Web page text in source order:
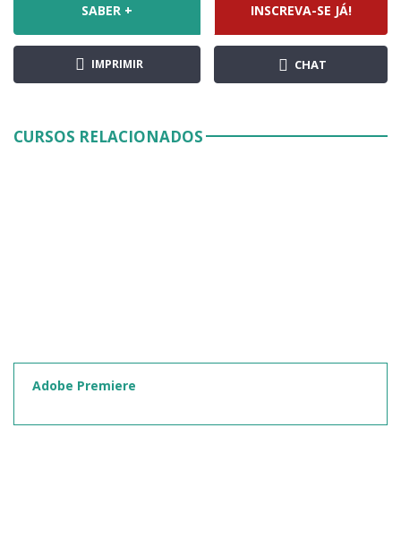
SABER + INSCREVA-SE JÁ!
IMPRIMIR CHAT
CURSOS RELACIONADOS
Adobe Premiere